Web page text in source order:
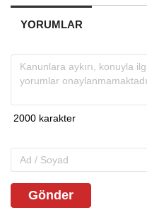
YORUMLAR
Gönder